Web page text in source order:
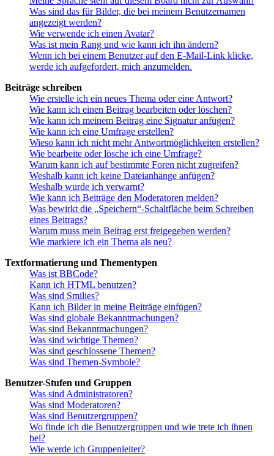
Was sind das für Bilder, die bei meinem Benutzernamen
angezeigt werden?
Wie verwende ich einen Avatar?
Was ist mein Rang und wie kann ich ihn ändern?
Wenn ich bei einem Benutzer auf den E-Mail-Link klicke,
werde ich aufgefordert, mich anzumelden.
Beiträge schreiben
Wie erstelle ich ein neues Thema oder eine Antwort?
Wie kann ich einen Beitrag bearbeiten oder löschen?
Wie kann ich meinem Beitrag eine Signatur anfügen?
Wie kann ich eine Umfrage erstellen?
Wieso kann ich nicht mehr Antwortmöglichkeiten erstellen?
Wie bearbeite oder lösche ich eine Umfrage?
Warum kann ich auf bestimmte Foren nicht zugreifen?
Weshalb kann ich keine Dateianhänge anfügen?
Weshalb wurde ich verwarnt?
Wie kann ich Beiträge den Moderatoren melden?
Was bewirkt die „Speichern“-Schaltfläche beim Schreiben
eines Beitrags?
Warum muss mein Beitrag erst freigegeben werden?
Wie markiere ich ein Thema als neu?
Textformatierung und Thementypen
Was ist BBCode?
Kann ich HTML benutzen?
Was sind Smilies?
Kann ich Bilder in meine Beiträge einfügen?
Was sind globale Bekanntmachungen?
Was sind Bekanntmachungen?
Was sind wichtige Themen?
Was sind geschlossene Themen?
Was sind Themen-Symbole?
Benutzer-Stufen und Gruppen
Was sind Administratoren?
Was sind Moderatoren?
Was sind Benutzergruppen?
Wo finde ich die Benutzergruppen und wie trete ich ihnen
bei?
Wie werde ich Gruppenleiter?